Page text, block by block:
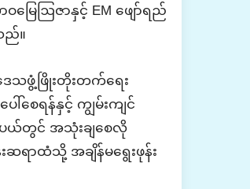
မြေဩဇာနှင့် EM ဖျော်ရည်
ည်။
သဖွံ့ဖြိုးတိုးတက်ရေး
စေရန်နှင့် ကျွမ်းကျင်
ပယ်တွင် အသုံးချစေလို
ရာထံသို့ အချိန်မရွေးဖုန်း